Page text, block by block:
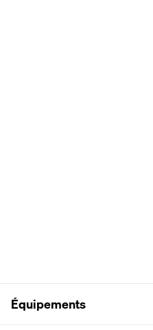
Équipements